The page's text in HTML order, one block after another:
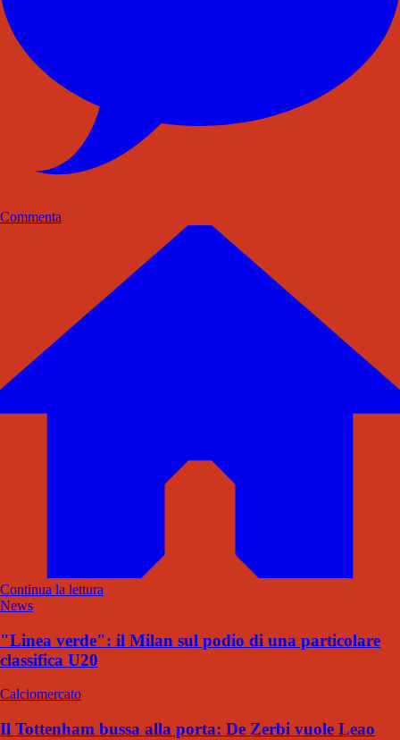
Commenta
Continua la lettura
News
"Linea verde": il Milan sul podio di una particolare
classifica U20
Calciomercato
Il Tottenham bussa alla porta: De Zerbi vuole Leao